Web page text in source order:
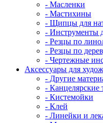
- Масленки
- Мастихины
- Щипцы для
- Инструменты
- Резцы по
- Резцы по
- Чертежные
Аксессуары для
- Другие
- Канцелярские
- Кистемойки
- Клей
- Линейки и